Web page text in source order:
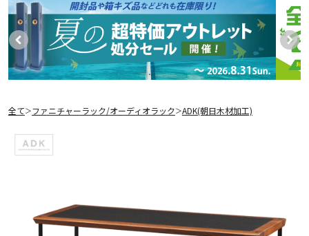
全て＞ファニチャーラック/オーディオラック＞ADK(朝日木材加工)